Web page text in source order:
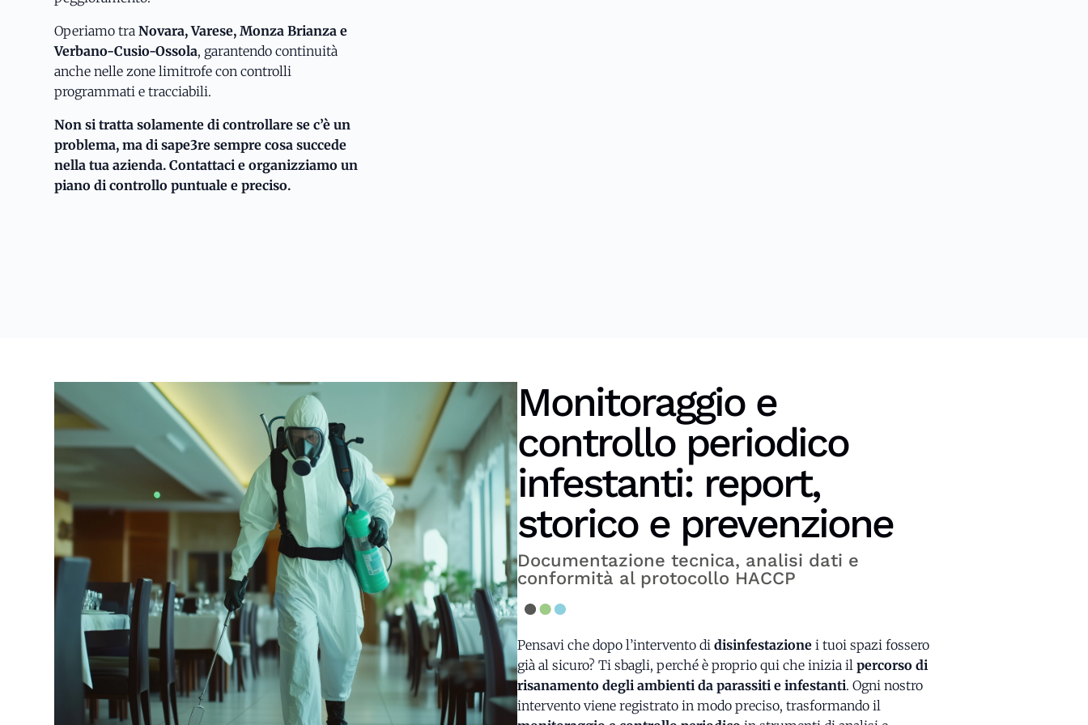
Operiamo traNovara, Varese, Monza Brianza e
Verbano-Cusio-Ossola, garantendo continuità
anche nelle zone limitrofe con controlli
programmati e tracciabili.
Non si tratta solamente di controllare se c’è un
problema, ma di sape3re sempre cosa succede
nella tua azienda. Contattaci e organizziamo un
piano di controllo puntuale e preciso.
Monitoraggio e
controllo periodico
infestanti: report,
storico e prevenzione
Documentazione tecnica, analisi dati e
conformità al protocollo HACCP
Pensavi che dopo l’intervento di disinfestazionei tuoi spazi fossero
già al sicuro? Ti sbagli, perché è proprio qui che inizia il percorso di
risanamento degli ambienti da parassiti e infestanti. Ogni nostro
intervento viene registrato in modo preciso, trasformando il